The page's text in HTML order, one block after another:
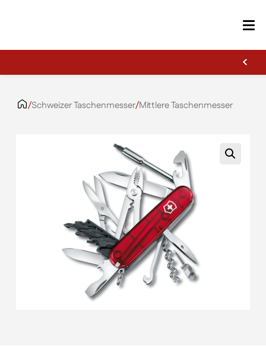
/Schweizer Taschenmesser/Mittlere Taschenmesser